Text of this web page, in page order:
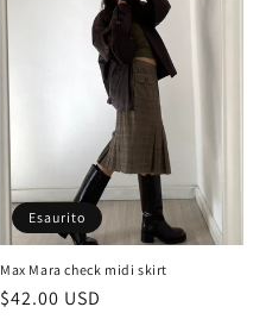
Esaurito
Max Mara check midi skirt
Prezzo
$42.00 USD